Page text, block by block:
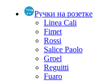
Ручки на розетке
Linea Cali
Fimet
Rossi
Salice Paolo
Groel
Reguitti
Fuaro